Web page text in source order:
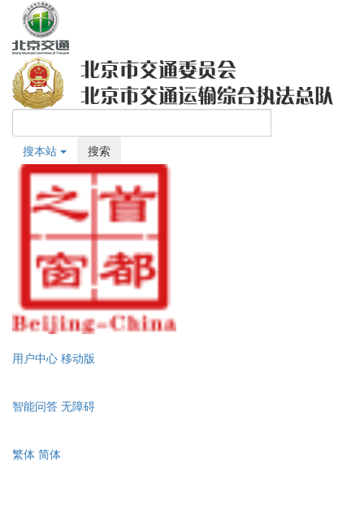
搜本站 搜索
用户中心 移动版
智能问答 无障碍
繁体 简体